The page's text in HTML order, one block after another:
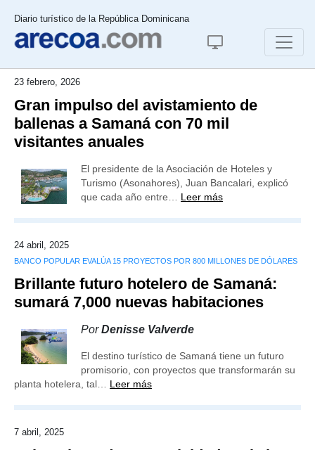
Diario turístico de la República Dominicana
23 febrero, 2026
Gran impulso del avistamiento de
ballenas a Samaná con 70 mil
visitantes anuales
El presidente de la Asociación de Hoteles y
Turismo (Asonahores), Juan Bancalari, explicó
que cada año entre… Leer más
24 abril, 2025
BANCO POPULAR EVALÚA 15 PROYECTOS POR 800 MILLONES DE DÓLARES
Brillante futuro hotelero de Samaná:
sumará 7,000 nuevas habitaciones
PorDenisse Valverde
El destino turístico de Samaná tiene un futuro
promisorio, con proyectos que transformarán su
planta hotelera, tal… Leer más
7 abril, 2025